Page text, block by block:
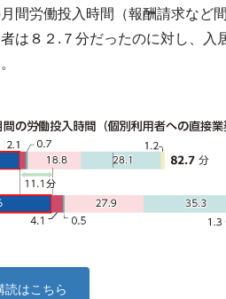
間労働投入時間（報酬請求など
は８２.７分だったのに対し、入
読はこちら